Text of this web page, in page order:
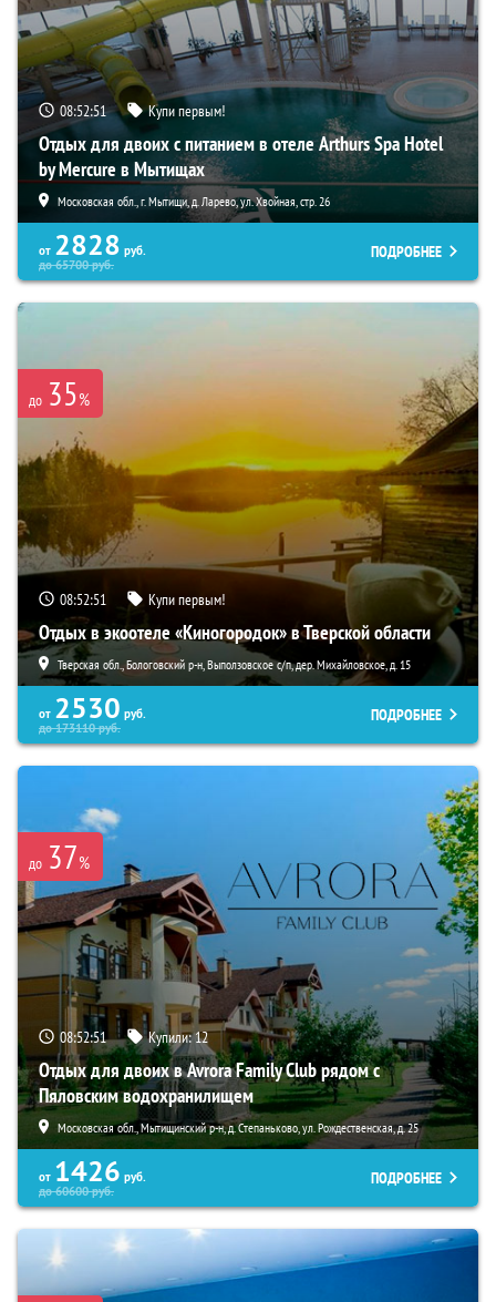
08:52:50 Купи первым!
Отдых для двоих с питанием в отеле Arthurs Spa Hotel
by Mercure в Мытищах
Московская обл., г. Мытищи, д. Ларево, ул. Хвойная, стр. 26
от 2828 руб.
до65700руб.
ПОДРОБНЕЕ
до 35%
08:52:50 Купи первым!
Отдых в экоотеле «Киногородок» в Тверской области
Тверская обл., Бологовский р-н, Выползовское с/п, дер. Михайловское, д. 15
от 2530 руб.
до173110руб.
ПОДРОБНЕЕ
до 37%
08:52:50 Купили:12
Отдых для двоих в Avrora Family Club рядом с
Пяловским водохранилищем
Московская обл., Мытищинский р-н, д. Степаньково, ул. Рождественская, д. 25
от 1426 руб.
до60600руб.
ПОДРОБНЕЕ